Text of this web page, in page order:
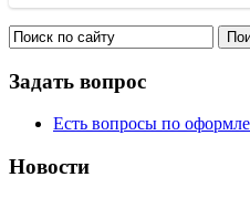
Задать вопрос
Есть вопросы по
Новости